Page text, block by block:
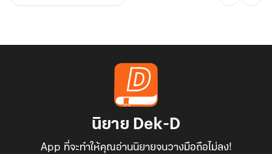
นิยาย Dek-D
App ที่จะทำให้คุณอ่านนิยายจนวางมือถือไม่ลง!